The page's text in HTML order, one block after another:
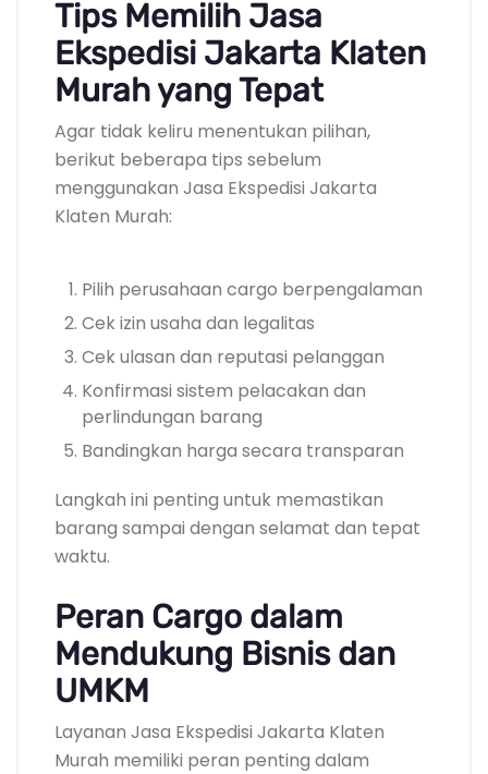
Tips Memilih Jasa
Ekspedisi Jakarta Klaten
Murah yang Tepat
Agar tidak keliru menentukan pilihan,
berikut beberapa tips sebelum
menggunakan Jasa Ekspedisi Jakarta
Klaten Murah:
Pilih perusahaan cargo berpengalaman
Cek izin usaha dan legalitas
Cek ulasan dan reputasi pelanggan
Konfirmasi sistem pelacakan dan
perlindungan barang
Bandingkan harga secara transparan
Langkah ini penting untuk memastikan
barang sampai dengan selamat dan tepat
waktu.
Peran Cargo dalam
Mendukung Bisnis dan
UMKM
Layanan Jasa Ekspedisi Jakarta Klaten
Murah memiliki peran penting dalam